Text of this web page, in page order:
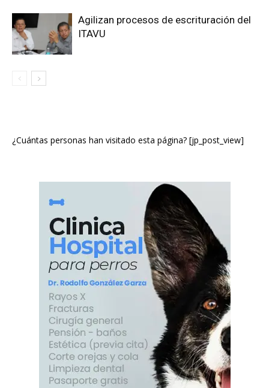
Agilizan procesos de escrituración del
ITAVU
¿Cuántas personas han visitado esta página? [jp_post_view]